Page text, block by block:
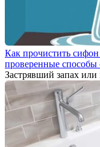
Как прочистить
проверенные
Застрявший запах